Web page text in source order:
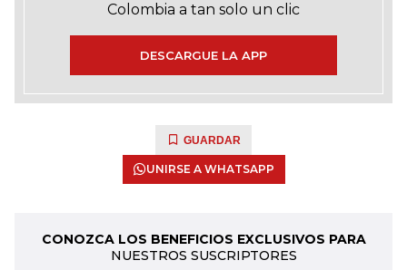
Colombia a tan solo un clic
DESCARGUE LA APP
GUARDAR
UNIRSE A WHATSAPP
CONOZCA LOS BENEFICIOS EXCLUSIVOS PARA
NUESTROS SUSCRIPTORES